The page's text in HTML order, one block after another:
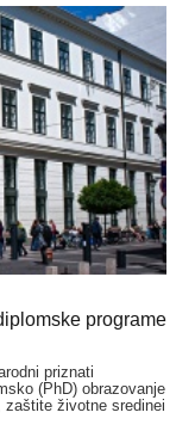
programe
priznati
(PhD) obrazovanje
životne sredinei